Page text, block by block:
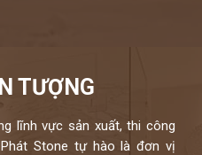
TƯỢNG
lĩnh vực sản xuất, thi công
Stone tự hào là đơn vị